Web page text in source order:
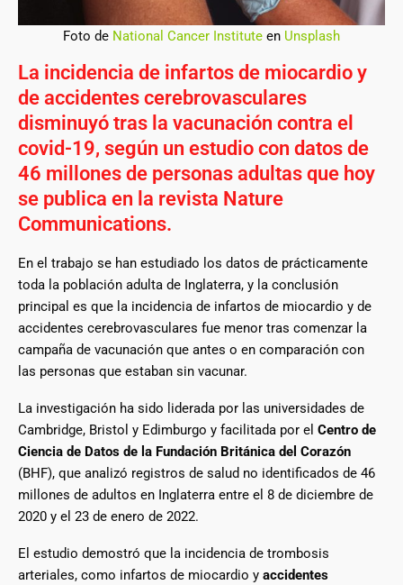
Foto de National Cancer Institute en Unsplash
La incidencia de infartos de miocardio y
de accidentes cerebrovasculares
disminuyó tras la vacunación contra el
covid-19, según un estudio con datos de
46 millones de personas adultas que hoy
se publica en la revista Nature
Communications.
En el trabajo se han estudiado los datos de prácticamente
toda la población adulta de Inglaterra, y la conclusión
principal es que la incidencia de infartos de miocardio y de
accidentes cerebrovasculares fue menor tras comenzar la
campaña de vacunación que antes o en comparación con
las personas que estaban sin vacunar.
La investigación ha sido liderada por las universidades de
Cambridge, Bristol y Edimburgo y facilitada por el Centro de
Ciencia de Datos de la Fundación Británica del Corazón
(BHF), que analizó registros de salud no identificados de 46
millones de adultos en Inglaterra entre el 8 de diciembre de
2020 y el 23 de enero de 2022.
El estudio demostró que la incidencia de trombosis
arteriales, como infartos de miocardio y accidentes